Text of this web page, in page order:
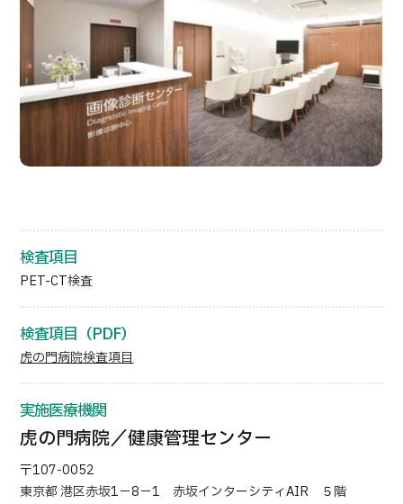
医療プログラム検索
部位・疾病で探す
検査・術式・
治療方法で探す
美容医療を探す
コンテンツピックアップ
運営会社
個人情報保護方針
JTBのガバナンス
日本語 ENGLISH
検査項目
PET-CT検査
検査項目（PDF）
虎の門病院検査項目
実施医療機関
虎の門病院／健康管理センター
〒107-0052
東京都 港区赤坂1－8－1 赤坂インターシティAIR ５階